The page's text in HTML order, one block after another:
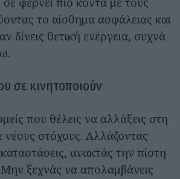
το αίσθημα ασφάλειας και
δίνεις θετική ενέργεια, συχνά
σε κινητοποιούν
που θέλεις να αλλάξεις στη
νέους στόχους. Αλλάζοντας
καταστάσεις, ανακτάς την πίστη
ξεχνάς να απολαμβάνεις